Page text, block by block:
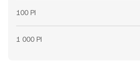
100 PI
1 000 PI